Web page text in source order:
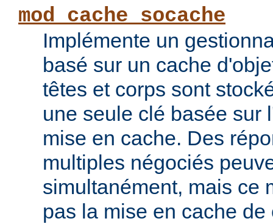
mod_cache_socache
Implémente un
basé sur un cache
têtes et corps sont
une seule clé basée sur
mise en cache. Des
multiples négociés
simultanément, mais ce
pas la mise en cache